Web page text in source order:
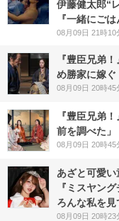
伊藤健太郎“
『一緒にご
08月09日 21時10
『豊臣兄弟
め勝家に嫁ぐ
08月09日 20時45
『豊臣兄弟
前を調べた」
08月09日 20時45
あざと可愛
『ミスヤン
ろんな私を見
08月09日 20時23